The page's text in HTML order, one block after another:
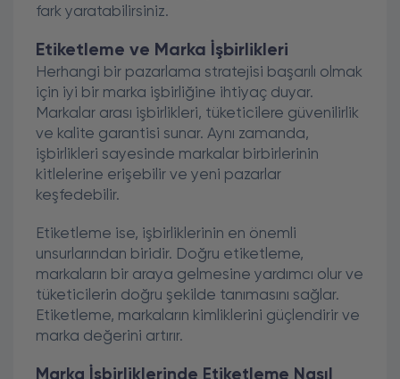
fark yaratabilirsiniz.
Etiketleme ve Marka İşbirlikleri
Herhangi bir pazarlama stratejisi başarılı olmak
için iyi bir marka işbirliğine ihtiyaç duyar.
Markalar arası işbirlikleri, tüketicilere güvenilirlik
ve kalite garantisi sunar. Aynı zamanda,
işbirlikleri sayesinde markalar birbirlerinin
kitlelerine erişebilir ve yeni pazarlar
keşfedebilir.
Etiketleme ise, işbirliklerinin en önemli
unsurlarından biridir. Doğru etiketleme,
markaların bir araya gelmesine yardımcı olur ve
tüketicilerin doğru şekilde tanımasını sağlar.
Etiketleme, markaların kimliklerini güçlendirir ve
marka değerini artırır.
Marka İşbirliklerinde Etiketleme Nasıl